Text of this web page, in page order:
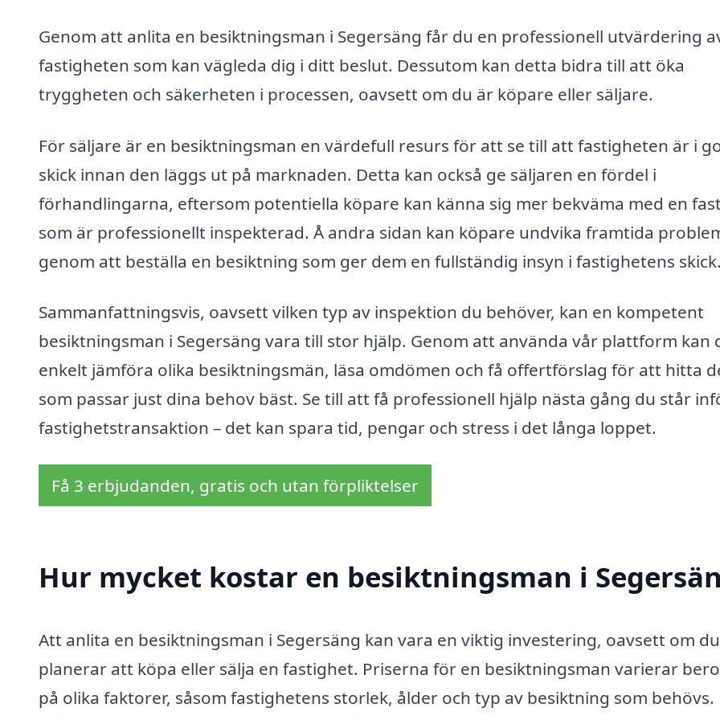
Genom att anlita en besiktningsman i Segersäng får du en professionell utvärdering
fastigheten som kan vägleda dig i ditt beslut. Dessutom kan detta bidra till att öka
tryggheten och säkerheten i processen, oavsett om du är köpare eller säljare.
För säljare är en besiktningsman en värdefull resurs för att se till att fastigheten är i
skick innan den läggs ut på marknaden. Detta kan också ge säljaren en fördel i
förhandlingarna, eftersom potentiella köpare kan känna sig mer bekväma med en
som är professionellt inspekterad. Å andra sidan kan köpare undvika framtida
genom att beställa en besiktning som ger dem en fullständig insyn i fastighetens skick.
Sammanfattningsvis, oavsett vilken typ av inspektion du behöver, kan en kompetent
besiktningsman i Segersäng vara till stor hjälp. Genom att använda vår plattform kan
enkelt jämföra olika besiktningsmän, läsa omdömen och få offertförslag för att hitta
som passar just dina behov bäst. Se till att få professionell hjälp nästa gång du står
fastighetstransaktion – det kan spara tid, pengar och stress i det långa loppet.
Få 3 erbjudanden, gratis och utan förpliktelser
Hur mycket kostar en besiktningsman i
Att anlita en besiktningsman i Segersäng kan vara en viktig investering, oavsett om du
planerar att köpa eller sälja en fastighet. Priserna för en besiktningsman varierar
på olika faktorer, såsom fastighetens storlek, ålder och typ av besiktning som behövs.